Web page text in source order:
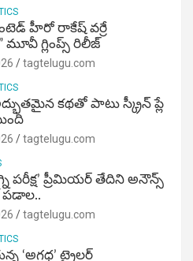
హీరో రాకేష్ వర్రే
గ్లింప్స్ రిలీజ్
tagtelugu.com
కథతో పాటు స్క్రీన్ ప్లే
tagtelugu.com
ప‌రీక్ష‌’ ప్రీమియర్ తేదిని అనౌన్స్
పడాల..
tagtelugu.com
‘అగధ’ ట్రైలర్